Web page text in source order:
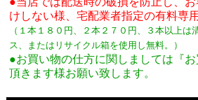
けしない様、宅配業者指定の有料専
（１本１８０円、２本２７０円、３本以上は
ス、またはリサイクル箱を使用し無料。
）
●お買い物の仕方に関しましては『
頂きます様お願い致します。